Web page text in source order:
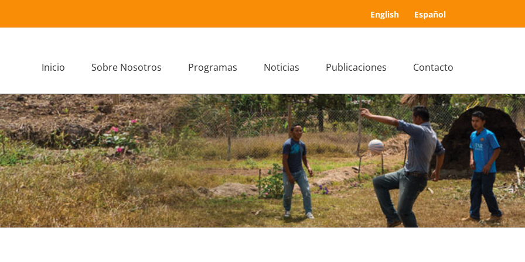
English Español
Inicio Sobre Nosotros Programas Noticias Publicaciones Contacto